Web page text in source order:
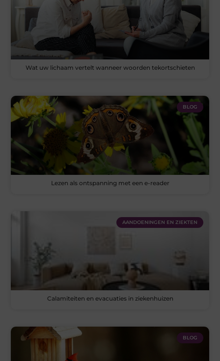
Wat uw lichaam vertelt wanneer woorden tekortschieten
BLOG
Lezen als ontspanning met een e-reader
AANDOENINGEN EN ZIEKTEN
Calamiteiten en evacuaties in ziekenhuizen
BLOG